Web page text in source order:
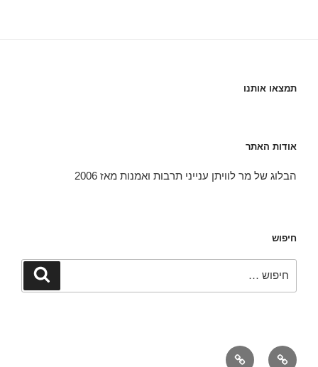
תמצאו אותנו
אודות האתר
הבלוג של מר לוויתן ענייני תרבות ואמנות מאז 2006
חיפוש
חיפוש
אודות
יצירת